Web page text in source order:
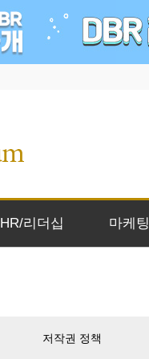
HR/리더십 마케팅
저작권 정책